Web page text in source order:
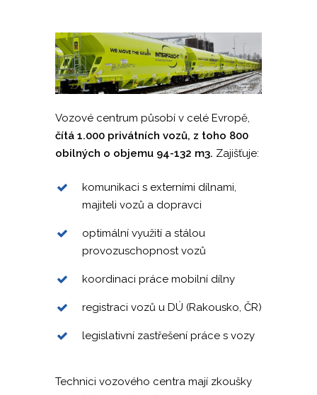
Vozové centrum působí v celé Evropě,
čítá 1.000 privátních vozů, z toho 800
obilných o objemu 94-132 m3. Zajišťuje:
komunikaci s externími dílnami,
majiteli vozů a dopravci
optimální využití a stálou
provozuschopnost vozů
koordinaci práce mobilní dílny
registraci vozů u DÚ (Rakousko, ČR)
legislativní zastřešení práce s vozy
Technici vozového centra mají zkoušky